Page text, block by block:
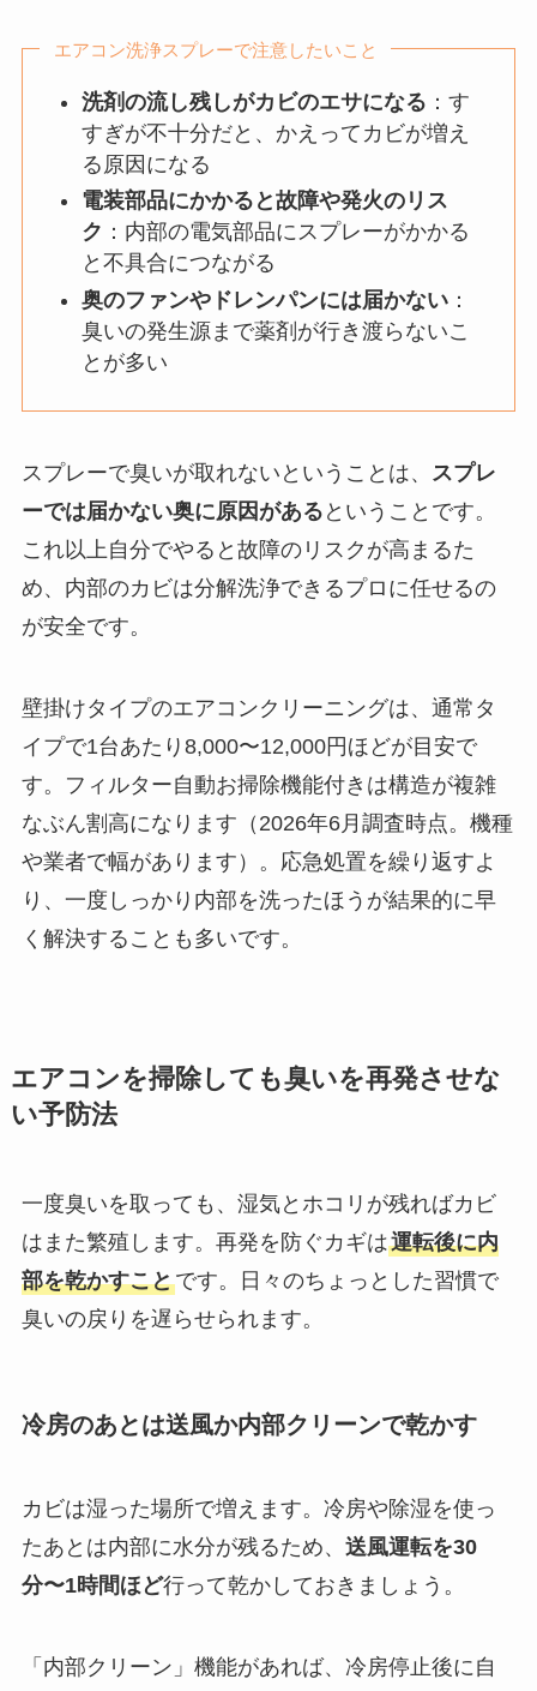
エアコン洗浄スプレーで注意したいこと
洗剤の流し残しがカビのエサになる ：す
すぎが不十分だと、かえってカビが増え
る原因になる
電装部品にかかると故障や発火のリス
ク ：内部の電気部品にスプレーがかかる
と不具合につながる
奥のファンやドレンパンには届かない ：
臭いの発生源まで薬剤が行き渡らないこ
とが多い
スプレーで臭いが取れないということは、 スプレ
ーでは届かない奥に原因がある ということです。
これ以上自分でやると故障のリスクが高まるた
め、内部のカビは分解洗浄できるプロに任せるの
が安全です。
壁掛けタイプのエアコンクリーニングは、通常タ
イプで1台あたり8,000〜12,000円ほどが目安で
す。フィルター自動お掃除機能付きは構造が複雑
なぶん割高になります（2026年6月調査時点。機種
や業者で幅があります）。応急処置を繰り返すよ
り、一度しっかり内部を洗ったほうが結果的に早
く解決することも多いです。
エアコンを掃除しても臭いを再発させな
い予防法
一度臭いを取っても、湿気とホコリが残ればカビ
はまた繁殖します。再発を防ぐカギは運転後に内
部を乾かすことです。日々のちょっとした習慣で
臭いの戻りを遅らせられます。
冷房のあとは送風か内部クリーンで乾かす
カビは湿った場所で増えます。冷房や除湿を使っ
たあとは内部に水分が残るため、 送風運転を30
分〜1時間ほど行って乾かしておきましょう。
「内部クリーン」機能があれば、冷房停止後に自